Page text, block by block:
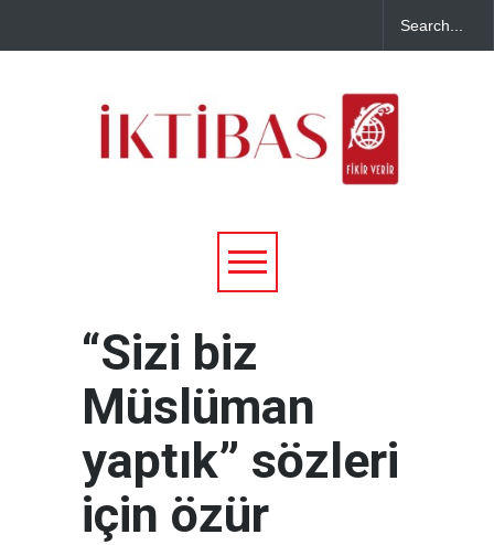
“Sizi biz
Müslüman
yaptık” sözleri
için özür